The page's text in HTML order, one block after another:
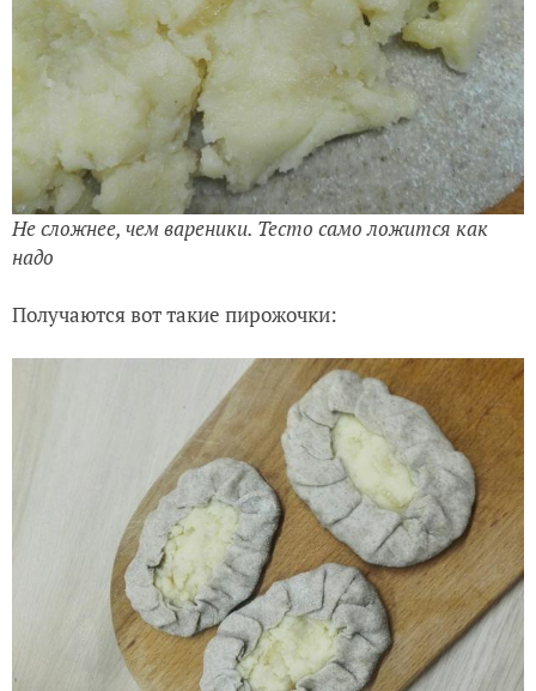
Не сложнее, чем вареники. Тесто само ложится как
надо
Получаются вот такие пирожочки: